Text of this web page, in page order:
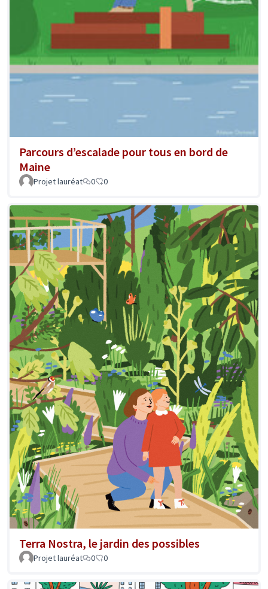
Parcours d’escalade pour tous en bord de
Maine
Projet lauréat 0 0
Terra Nostra, le jardin des possibles
Projet lauréat 0 0